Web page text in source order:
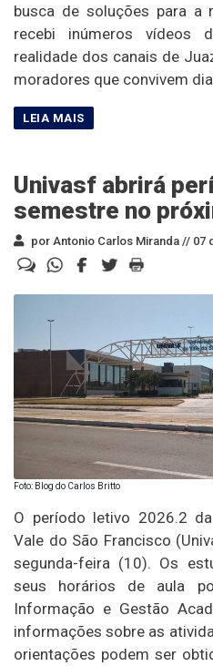
busca de soluções para a
recebi inúmeros vídeos
realidade dos canais de
moradores que convivem
Univasf abrirá
semestre no
por Antonio Carlos Miranda // 07
Foto: Blog do Carlos Britto
O período letivo 2026.2
Vale do São Francisco
segunda-feira (10). Os
seus horários de aula
Informação e Gestão
informações sobre as
orientações podem ser